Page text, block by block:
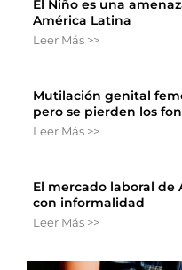
El Niño es una
América Latina
Leer Más >>
Mutilación genital
pero se pierden los
Leer Más >>
El mercado laboral de
con informalidad
Leer Más >>